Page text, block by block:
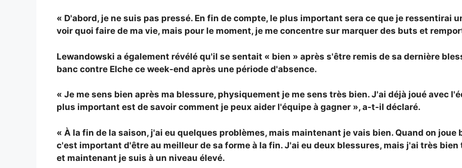
« D'abord, je ne suis pas pressé. En fin de compte, le plus important sera ce que je ressentirai
voir quoi faire de ma vie, mais pour le moment, je me concentre sur marquer des buts et
Lewandowski a également révélé qu'il se sentait « bien » après s'être remis de sa dernière
banc contre Elche ce week-end après une période d'absence.
« Je me sens bien après ma blessure, physiquement je me sens très bien. J'ai déjà joué avec
plus important est de savoir comment je peux aider l'équipe à gagner », a-t-il déclaré.
« À la fin de la saison, j'ai eu quelques problèmes, mais maintenant je vais bien. Quand on
c'est important d'être au meilleur de sa forme à la fin. J'ai eu deux blessures, mais j'ai très
et maintenant je suis à un niveau élevé.